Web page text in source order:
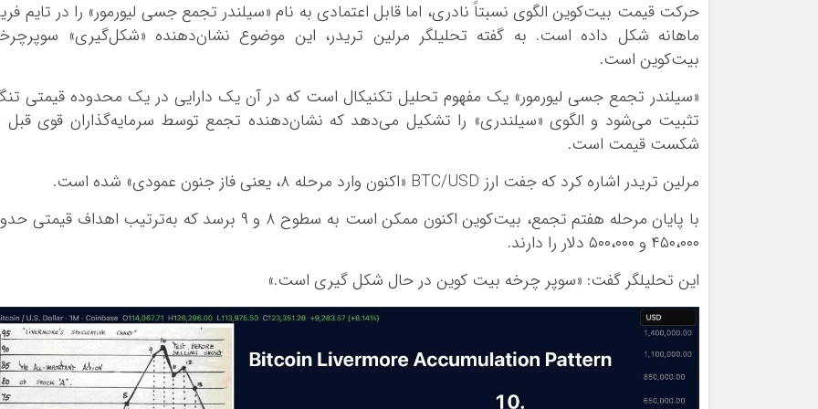
حرکت قیمت بیت‌کوین الگوی نسبتاً نادری، اما قابل اعتمادی به نام «سیلندر تجمع جسی لیورمور» را در تایم
ماهانه شکل داده است. به گفته تحلیلگر مرلین تریدر، این موضوع نشان‌دهنده «شکل‌گیری»
بیت‌کوین است.
«سیلندر تجمع جسی لیورمور» یک مفهوم تحلیل تکنیکال است که در آن یک دارایی در یک محدوده قیمتی
تثبیت می‌شود و الگوی «سیلندری» را تشکیل می‌دهد که نشان‌دهنده تجمع توسط سرمایه‌گذاران قوی قبل
شکست قیمت است.
مرلین تریدر اشاره کرد که جفت ارز BTC/USD «اکنون وارد مرحله ۸، یعنی فاز جنون عمودی» شده است.
با پایان مرحله هفتم تجمع، بیت‌کوین اکنون ممکن است به سطوح ۸ و ۹ برسد که به‌ترتیب اهداف قیمتی
۴۵۰،۰۰۰ و ۵۰۰،۰۰۰ دلار را دارند.
این تحلیلگر گفت: «سوپر چرخه بیت کوین در حال شکل گیری است.»